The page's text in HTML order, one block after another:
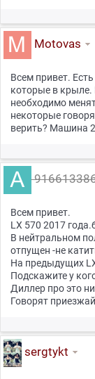
Motovas
Всем привет.
которые в
необходимо
некоторые
верить? Машина
Всем привет.
LX 570 2017
В нейтральном
отпущен -не
На предыдущих
Подскажите у
Диллер про это
Говорят
sergtykt